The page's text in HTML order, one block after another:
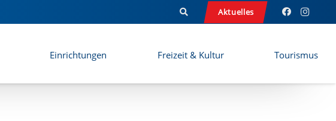
Aktuelles
Einrichtungen Freizeit & Kultur Tourismus